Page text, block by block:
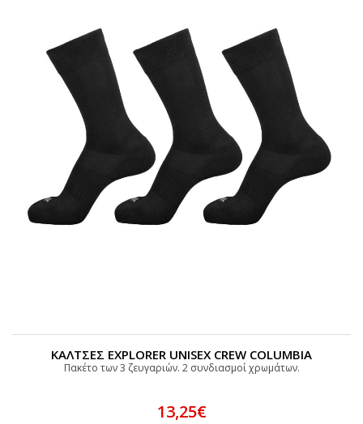
ΚΑΛΤΣΕΣ EXPLORER UNISEX CREW COLUMBIA
Πακέτο των 3 ζευγαριών. 2 συνδιασμοί χρωμάτων.
13,25€